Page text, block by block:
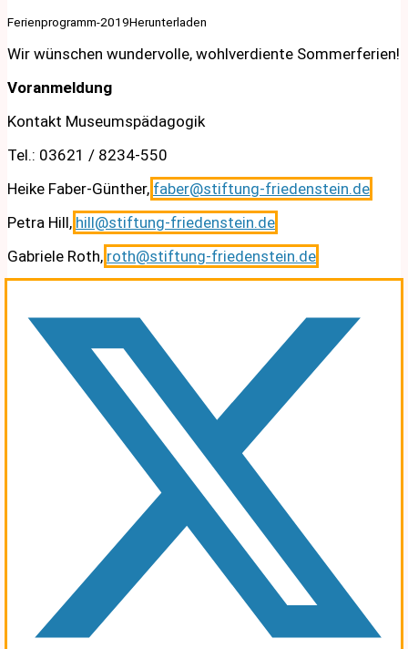
Ferienprogramm-2019Herunterladen
Wir wünschen wundervolle, wohlverdiente Sommerferien!
Voranmeldung
Kontakt Museumspädagogik
Tel.: 03621 / 8234-550
Heike Faber-Günther, faber@stiftung-friedenstein.de
Petra Hill, hill@stiftung-friedenstein.de
Gabriele Roth, roth@stiftung-friedenstein.de